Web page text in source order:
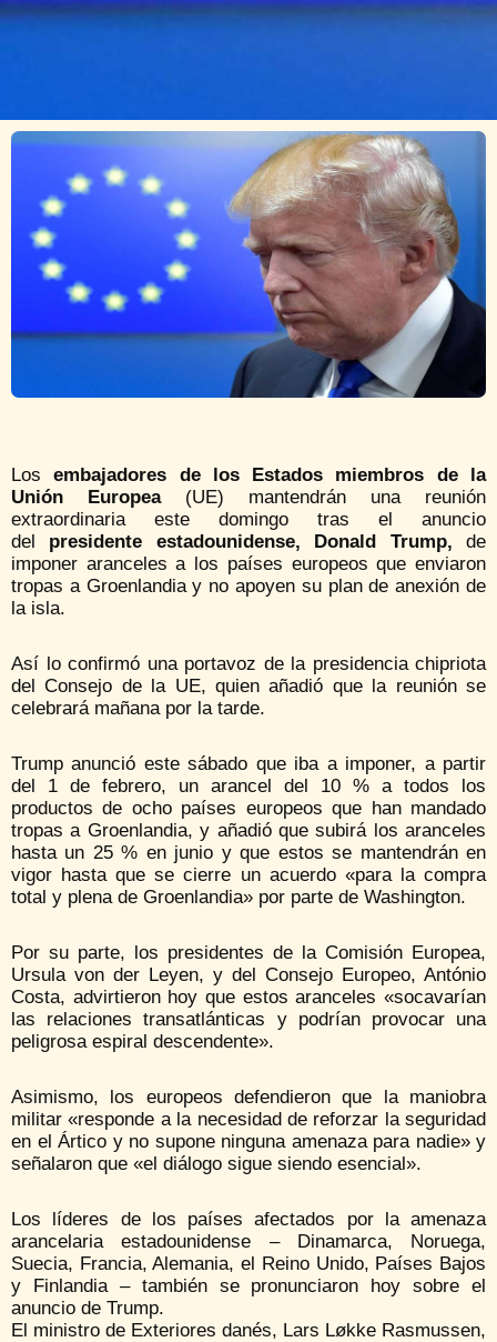
Losembajadores de los Estados miembros de la
Unión Europea(UE) mantendrán una reunión
extraordinaria este domingo tras el anuncio
del presidente estadounidense, Donald Trump, de
imponer aranceles a los países europeos que enviaron
tropas a Groenlandia y no apoyen su plan de anexión de
la isla.
Así lo confirmó una portavoz de la presidencia chipriota
del Consejo de la UE, quien añadió que la reunión se
celebrará mañana por la tarde.
Trump anunció este sábado que iba a imponer, a partir
del 1 de febrero, un arancel del 10 % a todos los
productos de ocho países europeos que han mandado
tropas a Groenlandia, y añadió que subirá los aranceles
hasta un 25 % en junio y que estos se mantendrán en
vigor hasta que se cierre un acuerdo «para la compra
total y plena de Groenlandia» por parte de Washington.
Por su parte, los presidentes de la Comisión Europea,
Ursula von der Leyen, y del Consejo Europeo, António
Costa, advirtieron hoy que estos aranceles «socavarían
las relaciones transatlánticas y podrían provocar una
peligrosa espiral descendente».
Asimismo, los europeos defendieron que la maniobra
militar «responde a la necesidad de reforzar la seguridad
en el Ártico y no supone ninguna amenaza para nadie» y
señalaron que «el diálogo sigue siendo esencial».
Los líderes de los países afectados por la amenaza
arancelaria estadounidense – Dinamarca, Noruega,
Suecia, Francia, Alemania, el Reino Unido, Países Bajos
y Finlandia – también se pronunciaron hoy sobre el
anuncio de Trump.
El ministro de Exteriores danés, Lars Løkke Rasmussen,